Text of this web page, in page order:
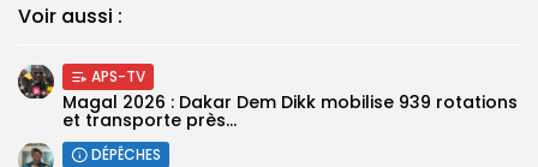
Voir aussi :
APS-TV
Magal 2026 : Dakar Dem Dikk mobilise 939 rotations
et transporte près...
DÉPÊCHES